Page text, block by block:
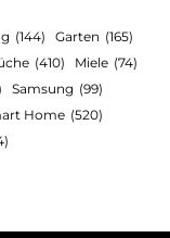
(144) Garten (165)
(410) Miele (74)
Samsung (99)
Home (520)